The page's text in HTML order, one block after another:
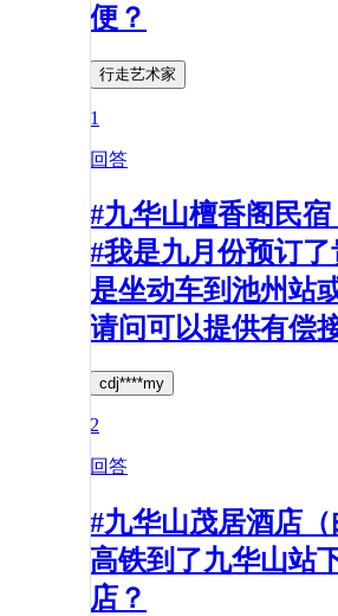
便？
行走艺术家
1
回答
#九华山檀香阁民宿
#我是九月份预订了
是坐动车到池州站
请问可以提供有偿
cdj****my
2
回答
#九华山茂居酒店
高铁到了九华山站
店？